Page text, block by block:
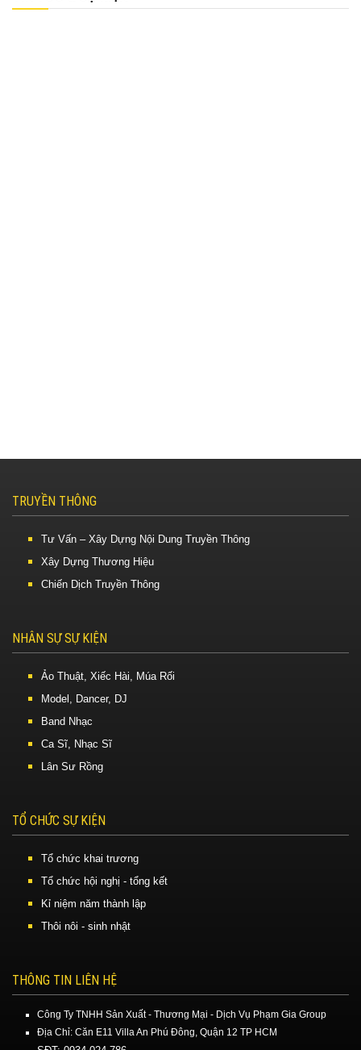
TRUYỀN THÔNG
Tư Vấn – Xây Dựng Nội Dung Truyền Thông
Xây Dựng Thương Hiệu
Chiến Dịch Truyền Thông
NHÂN SỰ SỰ KIỆN
Ảo Thuật, Xiếc Hài, Múa Rối
Model, Dancer, DJ
Band Nhạc
Ca Sĩ, Nhạc Sĩ
Lân Sư Rồng
TỔ CHỨC SỰ KIỆN
Tổ chức khai trương
Tổ chức hội nghị - tổng kết
Kỉ niệm năm thành lập
Thôi nôi - sinh nhật
THÔNG TIN LIÊN HỆ
Công Ty TNHH Sản Xuất - Thương Mại - Dịch Vụ Phạm Gia Group
Địa Chỉ: Căn E11 Villa An Phú Đông, Quận 12 TP HCM